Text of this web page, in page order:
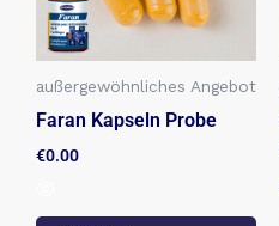
außergewöhnliches Angebot
Faran Kapseln Probe
€0.00